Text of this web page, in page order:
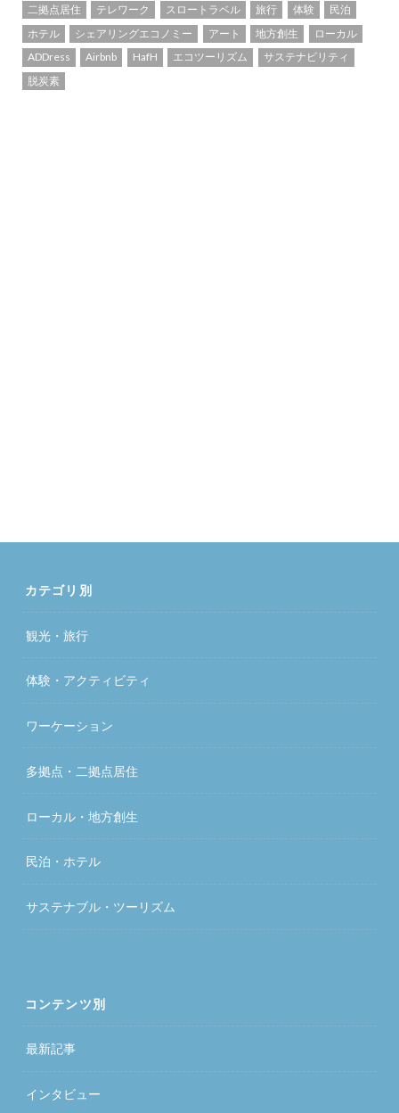
二拠点居住 テレワーク スロートラベル 旅行 体験
民泊
ホテル
シェアリングエコノミー アート 地方創生
ローカル
ADDress
Airbnb HafH エコツーリズム
サステナビリティ
脱炭素
カテゴリ別
観光・旅行
体験・アクティビティ
ワーケーション
多拠点・二拠点居住
ローカル・地方創生
民泊・ホテル
サステナブル・ツーリズム
コンテンツ別
最新記事
インタビュー